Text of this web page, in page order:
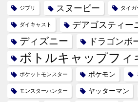
ジブリ スヌーピー タイガ
ダイキャスト デアゴスティー
ディズニー ドラゴンボ
ボトルキャップフィ
ポケットモンスター ポケモン
モンスターハンター ヤッターマン